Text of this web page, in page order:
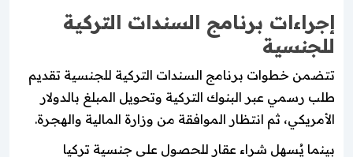
إجراءات برنامج السندات التركية
للجنسية
تتضمن خطوات برنامج السندات التركية للجنسية تقديم
طلب رسمي عبر البنوك التركية وتحويل المبلغ بالدولار
الأمريكي، ثم انتظار الموافقة من وزارة المالية والهجرة.
بينما يُسهل شراء عقار للحصول على جنسية تركيا